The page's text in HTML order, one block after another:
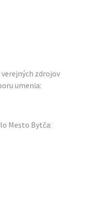
zdrojov
umenia:
Mesto Bytča: